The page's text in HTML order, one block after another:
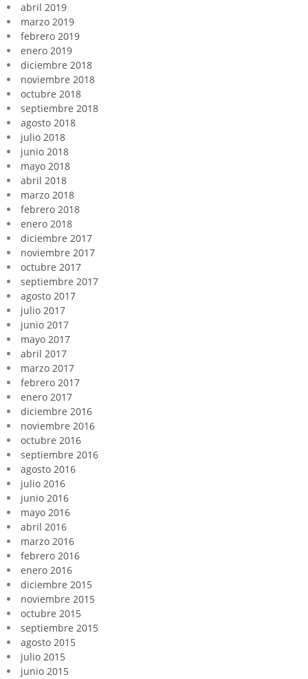
abril 2019
marzo 2019
febrero 2019
enero 2019
diciembre 2018
noviembre 2018
octubre 2018
septiembre 2018
agosto 2018
julio 2018
junio 2018
mayo 2018
abril 2018
marzo 2018
febrero 2018
enero 2018
diciembre 2017
noviembre 2017
octubre 2017
septiembre 2017
agosto 2017
julio 2017
junio 2017
mayo 2017
abril 2017
marzo 2017
febrero 2017
enero 2017
diciembre 2016
noviembre 2016
octubre 2016
septiembre 2016
agosto 2016
julio 2016
junio 2016
mayo 2016
abril 2016
marzo 2016
febrero 2016
enero 2016
diciembre 2015
noviembre 2015
octubre 2015
septiembre 2015
agosto 2015
julio 2015
junio 2015